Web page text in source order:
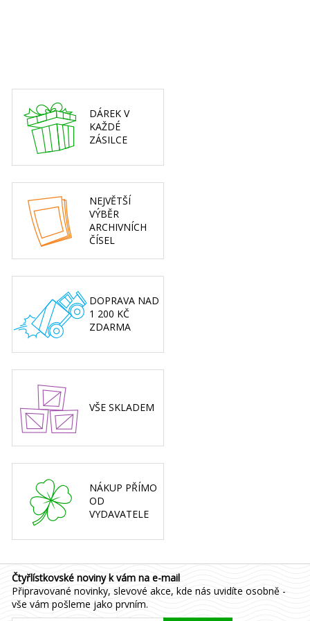
DÁREK V
KAŽDÉ
ZÁSILCE
NEJVĚTŠÍ
VÝBĚR
ARCHIVNÍCH
ČÍSEL
DOPRAVA NAD
1 200 KČ
ZDARMA
VŠE SKLADEM
NÁKUP PŘÍMO
OD
VYDAVATELE
Čtyřlístkovské noviny k vám na e-mail
Připravované novinky, slevové akce, kde nás uvidíte osobně -
vše vám pošleme jako prvním.